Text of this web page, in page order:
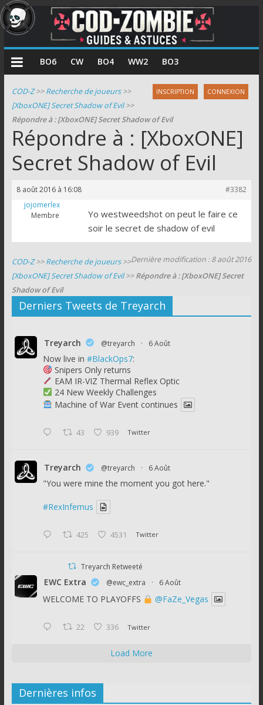
COD
Zombie
Guides
et
astuces
pour
le
zombie
of
BO6 CW BO4 WW2 BO3
INSCRIPTION CONNEXION
COD-Z>>Recherche de joueurs>>
[XboxONE] Secret Shadow of Evil>>
Répondre à : [XboxONE] Secret Shadow of Evil
Répondre à : [XboxONE]
Secret Shadow of Evil
8 août 2016 à 16:08
#3382
jojomerlex
Membre
Yo westweedshot on peut le faire ce
soir le secret de shadow of evil
Dernière modification : 8 août 2016
COD-Z>>Recherche de joueurs>>
[XboxONE] Secret Shadow of Evil>>Répondre à : [XboxONE] Secret
Shadow of Evil
Derniers Tweets de Treyarch
Treyarch @treyarch · 6 Août
Now live in #BlackOps7:
Snipers Only returns
EAM IR-VIZ Thermal Reflex Optic
24 New Weekly Challenges
Machine of War Event continues
43 939 Twitter
Treyarch @treyarch · 6 Août
"You were mine the moment you got here."
#RexInfernus
425 4531 Twitter
Treyarch Retweeté
EWC Extra @ewc_extra · 6 Août
WELCOME TO PLAYOFFS @FaZe_Vegas
22 336 Twitter
Load More
Dernières infos